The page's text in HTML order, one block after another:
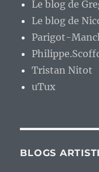
Le blog de
Le blog de
Parigot-
Tristan Nitot
uTux
BLOGS